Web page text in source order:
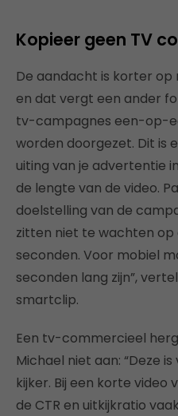
Kopieer geen TV
De aandacht is korter
en dat vergt een ander
tv-campagnes een-op-
worden doorgezet. Dit is
uiting van je advertentie
de lengte van de video.
doelstelling van de
zitten niet te wachten op
seconden. Voor mobiel
seconden lang zijn”,
smartclip.
Een tv-commercieel
Michael niet aan: “Deze
kijker. Bij een korte video
de CTR en uitkijkratio